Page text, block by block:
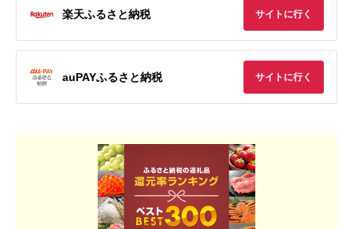
楽天ふるさと納税 サイトに行く
auPAYふるさと納税 サイトに行く